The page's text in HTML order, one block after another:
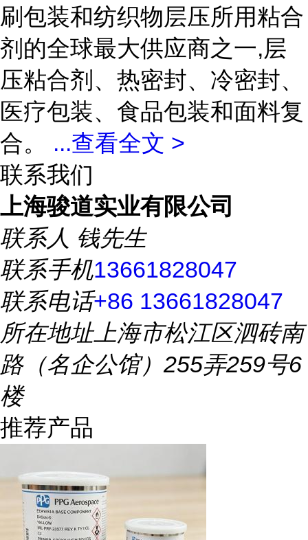
刷包装和纺织物层压所用粘合
剂的全球最大供应商之一,层
压粘合剂、热密封、冷密封、
医疗包装、食品包装和面料复
合。 ...查看全文 >
联系我们
上海骏道实业有限公司
联系人 钱先生
联系手机13661828047
联系电话+86 13661828047
所在地址上海市松江区泗砖南
路（名企公馆）255弄259号6
楼
推荐产品